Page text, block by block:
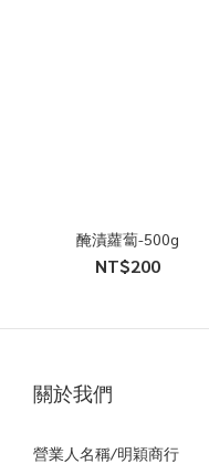
醃漬蘿蔔-500g
NT$200
關於我們
營業人名稱/明穎商行